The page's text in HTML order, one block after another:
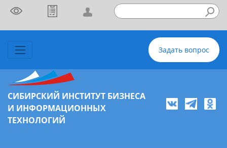
Задать вопрос
СИБИРСКИЙ ИНСТИТУТ БИЗНЕСА
И ИНФОРМАЦИОННЫХ
ТЕХНОЛОГИЙ